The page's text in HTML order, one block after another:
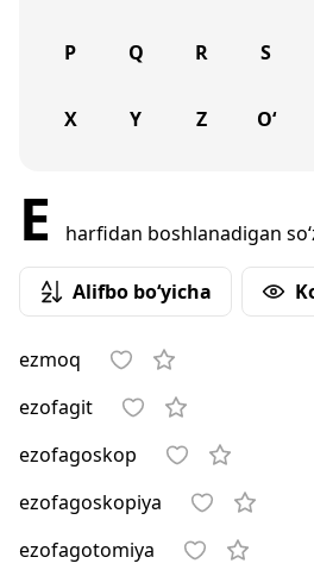
P Q R S
X Y Z O‘
E harfidan boshlanadigan
Alifbo bo‘yicha
ezmoq
ezofagit
ezofagoskop
ezofagoskopiya
ezofagotomiya